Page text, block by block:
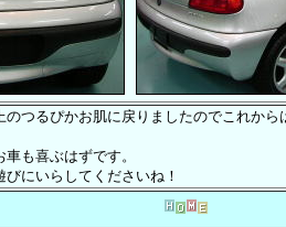
るぴかお肌に戻りましたのでこれから
喜ぶはずです。
にいらしてくださいね！